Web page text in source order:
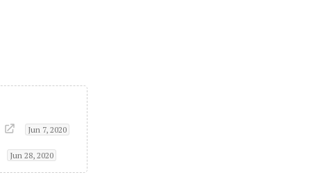
Jun 7, 2020
Jun 28, 2020